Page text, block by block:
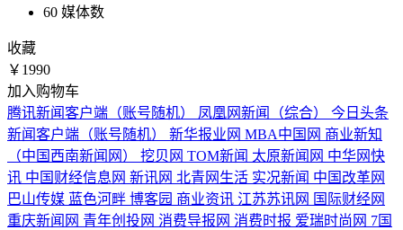
60 媒体数
收藏
￥1990
加入购物车
腾讯新闻客户端（账号随机）
凤凰网新闻（综合）
今日头条
新闻客户端（账号随机）
新华报业网 MBA中国网 商业新知
（中国西南新闻网）
挖贝网 TOM新闻 太原新闻网 中华网快
讯 中国财经信息网 新讯网 北青网生活 实况新闻 中国改革网
巴山传媒 蓝色河畔 博客园 商业资讯 江苏苏讯网 国际财经网
重庆新闻网 青年创投网 消费导报网 消费时报 爱瑞时尚网 7国